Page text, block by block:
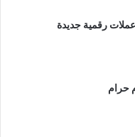
رقمية جديدة